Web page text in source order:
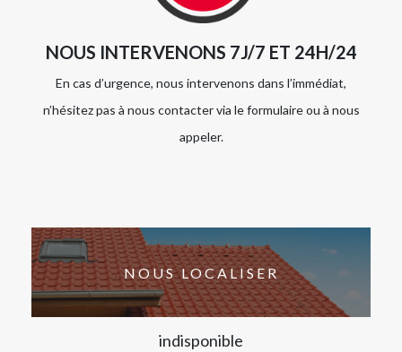
NOUS INTERVENONS 7J/7 ET 24H/24
En cas d’urgence, nous intervenons dans l’immédiat,
n’hésitez pas à nous contacter via le formulaire ou à nous
appeler.
NOUS LOCALISER
indisponible